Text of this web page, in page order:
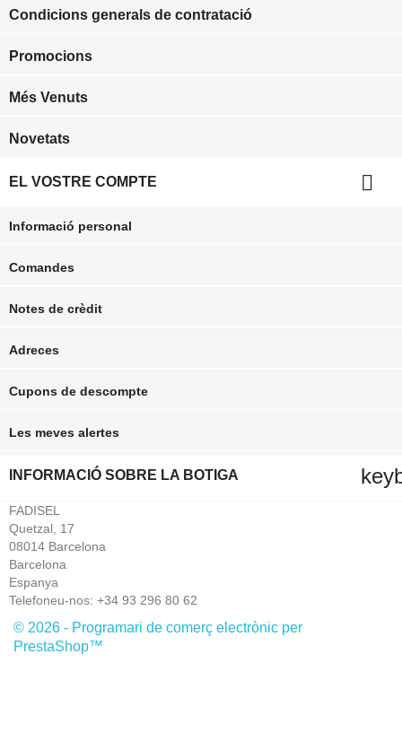
Condicions generals de contratació
Promocions
Més Venuts
Novetats
EL VOSTRE COMPTE 
Informació personal
Comandes
Notes de crèdit
Adreces
Cupons de descompte
Les meves alertes
INFORMACIÓ SOBRE LA BOTIGA
FADISEL
Quetzal, 17
08014 Barcelona
Barcelona
Espanya
Telefoneu-nos: +34 93 296 80 62
© 2026 - Programari de comerç electrònic per
PrestaShop™